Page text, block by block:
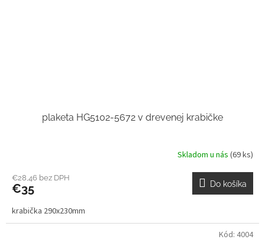
plaketa HG5102-5672 v drevenej krabičke
Skladom u nás (69 ks)
€28,46 bez DPH
€35 Do košíka
krabička 290x230mm
Kód: 4004